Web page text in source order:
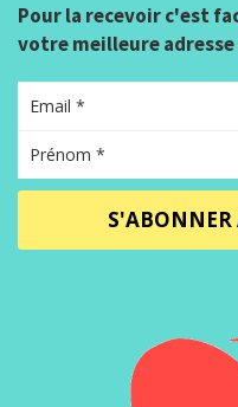
Pour la recevoir c'est
votre meilleure adresse
S'ABONNER